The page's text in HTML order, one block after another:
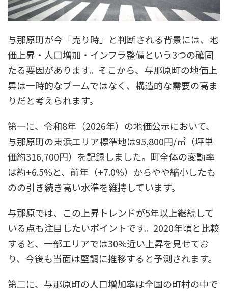
与那原町が今「売り時」と判断される背景には、地
価上昇・人口増加・インフラ整備という3つの確固
たる要因があります。そこから、与那原町の地価上
昇は一時的なブームではなく、構造的な需要の高ま
りだと考えられます。
第一に、令和8年（2026年）の地価公示において、
与那原町の東浜エリア標準地は95,800円/㎡（坪単
価約316,700円）を記録しました。町全体の変動率
は約+6.5%と、前年（+7.0%）からやや縮小したも
のの引き続き高い水準を維持しています。
与那原では、この上昇トレンドが5年以上継続して
いる点も注目したいポイントです。2020年頃と比較
すると、一部エリアでは30%近い上昇を見せてお
り、今後も当面は堅調に推移すると予測されます。​
第二に、与那原町の人口増加率は全国の町村の中で